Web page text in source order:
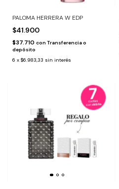
PALOMA HERRERA W EDP
$41.900
$37.710 con Transferencia o
depósito
6 x $6.983,33 sin interés